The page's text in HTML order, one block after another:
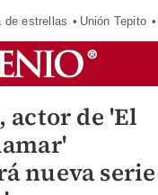
de estrellas Unión Tepito
actor de 'El
nueva serie